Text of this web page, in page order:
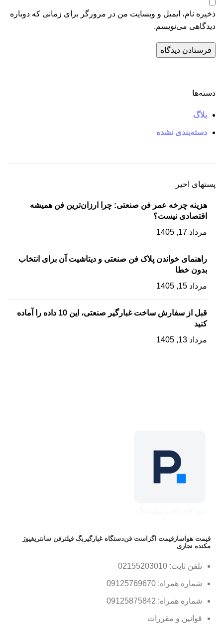
ذخیره نام، ایمیل و وبسایت من در مرورگر برای زمانی که دوباره
دیدگاهی می‌نویسم.
دسته‌ها
بلاگ
دسته‌بندی نشده
پستهای اخیر
هزینه چرخه عمر فن صنعتی: چرا ارزان‌ترین فن همیشه
اقتصادی نیست؟
مرداد 17, 1405
راهنمای خواندن پلاک فن صنعتی و دیتاشیت آن برای انتخاب
بدون خطا
مرداد 15, 1405
قبل از سفارش ساخت غبارگیر صنعتی، این 10 داده را آماده
کنید
مرداد 13, 1405
قیمت هواساز قیمت اگزاست فندستگاه غبارگیر بگ فیلتر فن سانتریفیوژ
مکنده نجاری
تلفن ثابت: 02155203010
شماره همراه: 09125769670
شماره همراه: 09125875842
قوانین و مقررات